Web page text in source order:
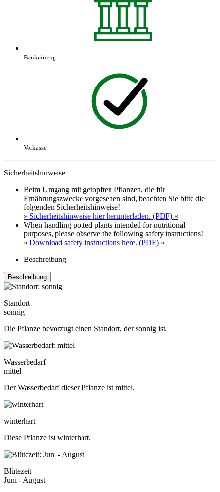
Bankeinzug
Vorkasse
Sicherheitshinweise
Beim Umgang mit getopften Pflanzen, die für
Ernährungszwecke vorgesehen sind, beachten Sie bitte die
folgenden Sicherheitshinweise!
» Sicherheitshinweise hier herunterladen. (PDF) «
When handling potted plants intended for nutritional
purposes, please observe the following safety instructions!
» Download safety instructions here. (PDF) «
Beschreibung
Beschreibung
Standort
sonnig
Die Pflanze bevorzugt einen Standort, der sonnig ist.
Wasserbedarf
mittel
Der Wasserbedarf dieser Pflanze ist mittel.
winterhart
Diese Pflanze ist winterhart.
Blütezeit
Juni - August